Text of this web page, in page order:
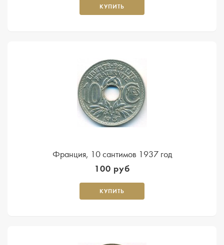
КУПИТЬ
Франция, 10 сантимов 1937 год
100 руб
КУПИТЬ